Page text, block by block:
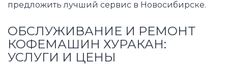
предложить лучший сервис в Новосибирске.
ОБСЛУЖИВАНИЕ И РЕМОНТ
КОФЕМАШИН ХУРАКАН:
УСЛУГИ И ЦЕНЫ